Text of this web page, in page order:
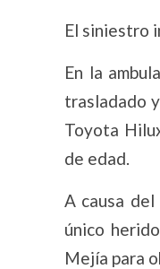
El siniestro
En la
trasladado
Toyota
de edad.
A causa
único
Mejía para